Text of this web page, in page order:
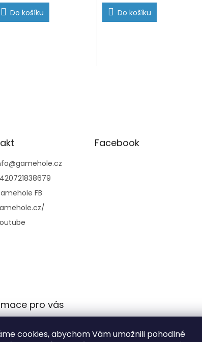
cookies, abychom Vám umožnili pohodlné
Do košíku Do košíku
@gamehole.cz
FB
Facebook
pro vás
ochrany